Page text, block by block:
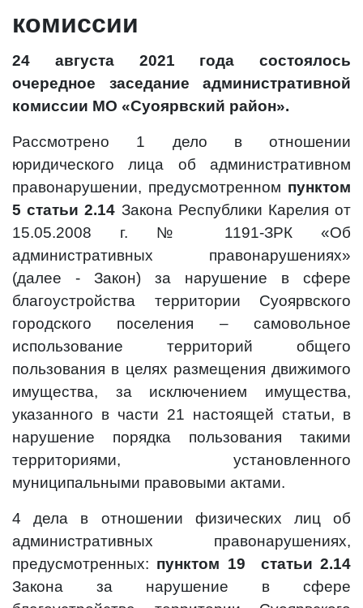
комиссии
24 августа 2021 года состоялось
очередное заседание административной
комиссии МО «Суоярвский район».
Рассмотрено 1 дело в отношении
юридического лица об административном
правонарушении, предусмотренном пунктом
5 статьи 2.14 Закона Республики Карелия от
15.05.2008 г. № 1191-ЗРК «Об
административных правонарушениях»
(далее - Закон) за нарушение в сфере
благоустройства территории Суоярвского
городского поселения – самовольное
использование территорий общего
пользования в целях размещения движимого
имущества, за исключением имущества,
указанного в части 21 настоящей статьи, в
нарушение порядка пользования такими
территориями, установленного
муниципальными правовыми актами.
4 дела в отношении физических лиц об
административных правонарушениях,
предусмотренных: пунктом 19 статьи 2.14
Закона за нарушение в сфере